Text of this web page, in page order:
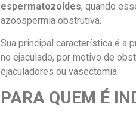
espermatozoides, quando
azoospermia obstrutiva.
Sua principal característica é a
no ejaculado, por motivo de
ejaculadores ou vasectomia.
PARA QUEM É